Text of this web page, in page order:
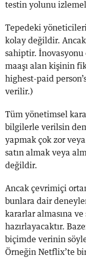
testin yolunu
Tepedeki
kolay değildir.
sahiptir. İnovasyonu
maaşı alan kişinin
highest-paid
verilir.)
Tüm yönetimsel
bilgilerle verilsin
yapmak çok zor
satın almak veya
değildir.
Ancak çevrimiçi
bunlara dair
kararlar almasına
hazırlayacaktır.
biçimde verinin
Örneğin Netflix’te